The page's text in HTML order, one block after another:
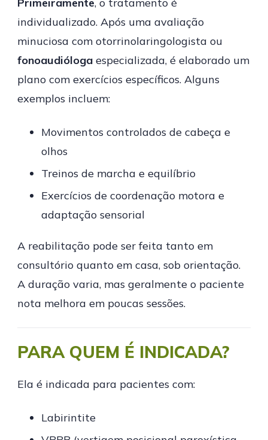
individualizado. Após uma avaliação
minuciosa com otorrinolaringologista ou
fonoaudióloga especializada, é elaborado um
plano com exercícios específicos. Alguns
exemplos incluem:
Movimentos controlados de cabeça e
olhos
Treinos de marcha e equilíbrio
Exercícios de coordenação motora e
adaptação sensorial
A reabilitação pode ser feita tanto em
consultório quanto em casa, sob orientação.
A duração varia, mas geralmente o paciente
nota melhora em poucas sessões.
PARA QUEM É INDICADA?
Ela é indicada para pacientes com:
Labirintite